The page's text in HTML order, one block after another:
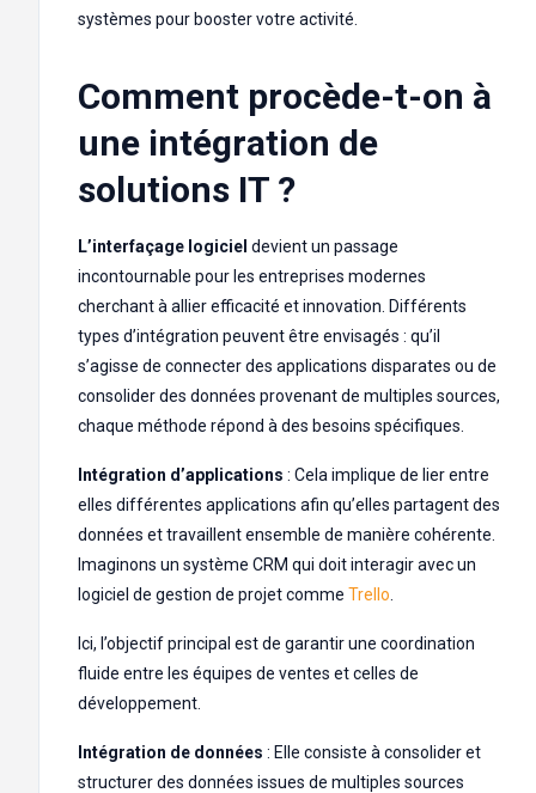
systèmes pour booster votre activité.
Comment procède-t-on à
une intégration de
solutions IT ?
L’interfaçage logiciel devient un passage
incontournable pour les entreprises modernes
cherchant à allier efficacité et innovation. Différents
types d’intégration peuvent être envisagés : qu’il
s’agisse de connecter des applications disparates ou de
consolider des données provenant de multiples sources,
chaque méthode répond à des besoins spécifiques.
Intégration d’applications : Cela implique de lier entre
elles différentes applications afin qu’elles partagent des
données et travaillent ensemble de manière cohérente.
Imaginons un système CRM qui doit interagir avec un
logiciel de gestion de projet comme Trello
Ici, l’objectif principal est de garantir une coordination
fluide entre les équipes de ventes et celles de
développement.
Intégration de données : Elle consiste à consolider et
structurer des données issues de multiples sources